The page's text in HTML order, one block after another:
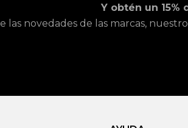
Y obtén un 15%
las novedades de las marcas,